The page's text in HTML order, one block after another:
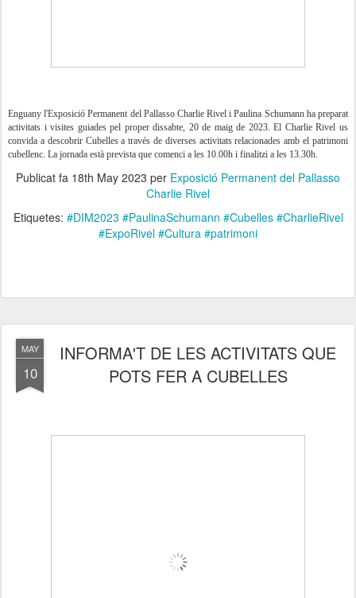
Enguany l'Exposició Permanent del Pallasso Charlie Rivel i Paulina Schumann ha preparat
activitats i visites guiades pel proper dissabte, 20 de maig de 2023. El Charlie Rivel us
convida a descobrir Cubelles a través de diverses activitats relacionades amb el patrimoni
cubellenc. La jornada està prevista que comenci a les 10.00h i finalitzi a les 13.30h.
Publicat fa 18th May 2023 per Exposició Permanent del Pallasso
Charlie Rivel
Etiquetes: #DIM2023 #PaulinaSchumann #Cubelles #CharlieRivel
#ExpoRivel #Cultura #patrimoni
MAY
10
INFORMA'T DE LES ACTIVITATS QUE
POTS FER A CUBELLES